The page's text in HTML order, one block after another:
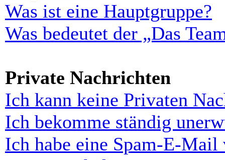
Was ist eine Hauptgruppe?
Was bedeutet der „Das
Private Nachrichten
Ich kann keine Privaten
Ich bekomme ständig
Ich habe eine Spam-E-